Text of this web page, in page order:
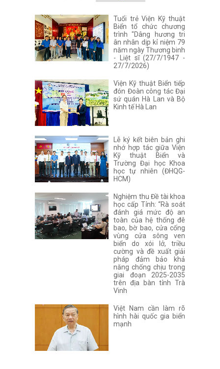
Tuổi trẻ Viện Kỹ thuật
Biển tổ chức chương
trình "Dâng hương tri
ân nhân dịp kỉ niệm 79
năm ngày Thương binh
- Liệt sĩ (27/7/1947 -
27/7/2026)
Viện Kỹ thuật Biển tiếp
đón Đoàn công tác Đại
sứ quán Hà Lan và Bộ
Kinh tế Hà Lan
Lễ ký kết biên bản ghi
nhớ hợp tác giữa Viện
Kỹ thuật Biển và
Trường Đại học Khoa
học tự nhiên (ĐHQG-
HCM)
Nghiệm thu Đề tài khoa
học cấp Tỉnh: “Rà soát
đánh giá mức độ an
toàn của hệ thống đê
bao, bờ bao, cửa cống
vùng cửa sông ven
biển do xói lở, triều
cường và đề xuất giải
pháp đảm bảo khả
năng chống chịu trong
giai đoạn 2025-2035
trên địa bàn tỉnh Trà
Vinh
Việt Nam cần làm rõ
hình hài quốc gia biển
mạnh